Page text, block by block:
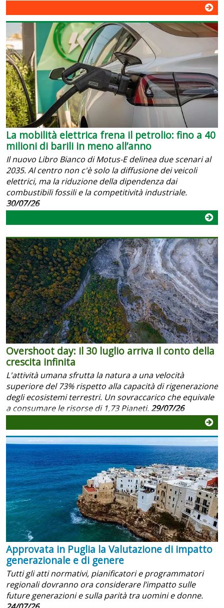
La mobilità elettrica frena il petrolio: fino a 40
milioni di barili in meno all’anno
Il nuovo Libro Bianco di Motus-E delinea due scenari al
2035. Al centro non c'è solo la diffusione dei veicoli
elettrici, ma la riduzione della dipendenza dai
combustibili fossili e la competitività industriale.
30/07/26
Overshoot day: il 30 luglio arriva il conto della
crescita infinita
L'attività umana sfrutta la natura a una velocità
superiore del 73% rispetto alla capacità di rigenerazione
degli ecosistemi terrestri. Un sovraccarico che equivale
a consumare le risorse di 1,73 Pianeti.29/07/26
Approvata in Puglia la Valutazione di impatto
generazionale e di genere
Tutti gli atti normativi, pianificatori e programmatori
regionali dovranno ora considerare l’impatto sulle
future generazioni e sulla parità tra uomini e donne.